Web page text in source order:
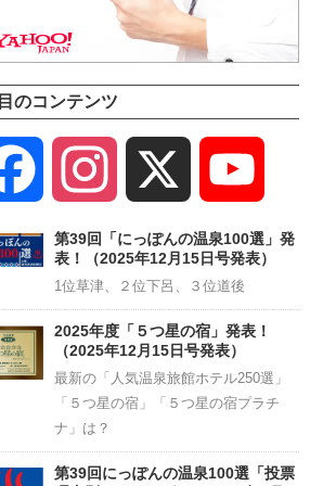
のコンテンツ
Facebook Instagram
Channel
第39回「にっぽんの温泉100選」発
表！（2025年12月15日号発表）
1位草津、２位下呂、３位道後
2025年度「５つ星の宿」発表！
（2025年12月15日号発表）
最新の「人気温泉旅館ホテル250選」
「５つ星の宿」「５つ星の宿プラチ
ナ」は？
第39回にっぽんの温泉100選「投票